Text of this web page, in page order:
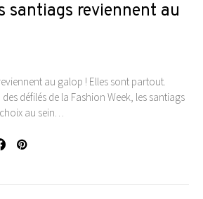
santiags reviennent au
au galop ! Elles sont partout.
défilés de la Fashion Week, les santiags
au sein…